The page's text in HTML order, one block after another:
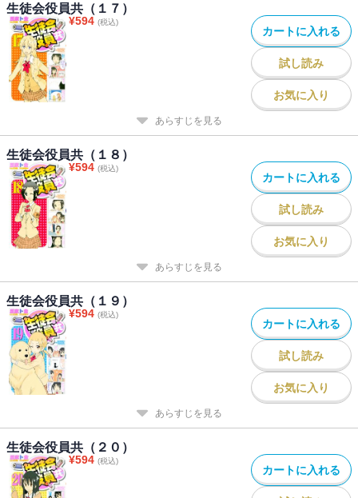
生徒会役員共（１７）
¥594 (税込)
カートに入れる
試し読み
お気に入り
あらすじを見る
生徒会役員共（１８）
¥594 (税込)
カートに入れる
試し読み
お気に入り
あらすじを見る
生徒会役員共（１９）
¥594 (税込)
カートに入れる
試し読み
お気に入り
あらすじを見る
生徒会役員共（２０）
¥594 (税込)
カートに入れる